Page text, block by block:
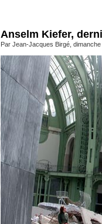
Anselm Kiefer,
Par Jean-Jacques Birgé,